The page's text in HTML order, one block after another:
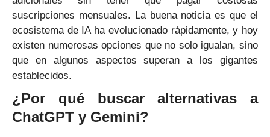
suscripciones mensuales. La buena noticia es que el
ecosistema de IA ha evolucionado rápidamente, y hoy
existen numerosas opciones que no solo igualan, sino
que en algunos aspectos superan a los gigantes
establecidos.
¿Por qué buscar alternativas a
ChatGPT y Gemini?